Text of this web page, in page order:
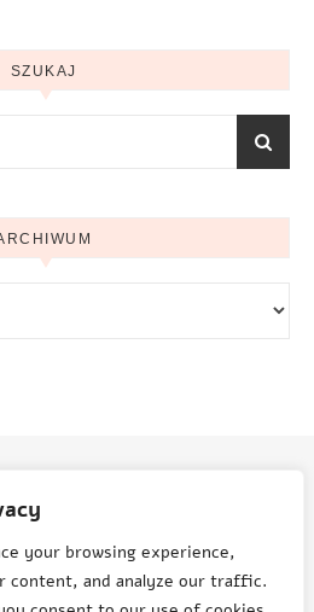
your browsing experience,
content, and analyze our traffic.
SZUKAJ